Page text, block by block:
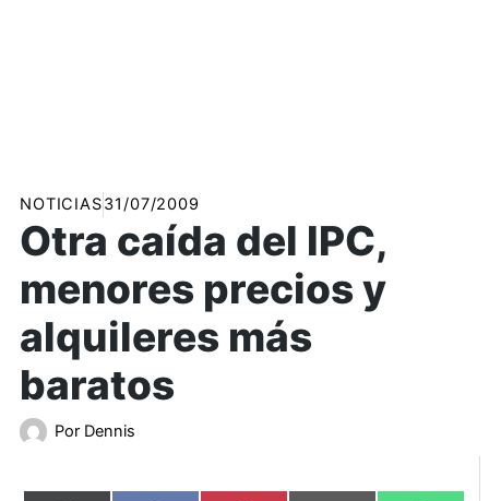
NOTICIAS31/07/2009
Otra caída del IPC,
menores precios y
alquileres más
baratos
Por Dennis